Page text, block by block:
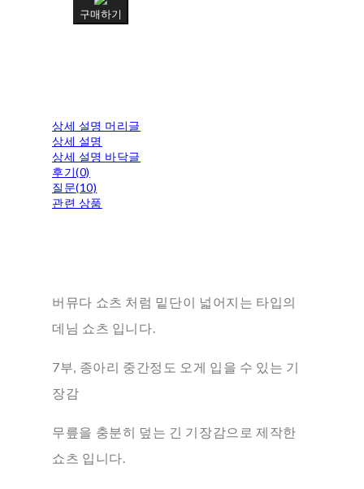
구매하기
상세 설명 머리글
상세 설명
상세 설명 바닥글
후기(0)
질문(10)
관련 상품
버뮤다 쇼츠 처럼 밑단이 넓어지는 타입의
데님 쇼츠 입니다.
7부, 종아리 중간정도 오게 입을 수 있는 기
장감
무릎을 충분히 덮는 긴 기장감으로 제작한
쇼츠 입니다.